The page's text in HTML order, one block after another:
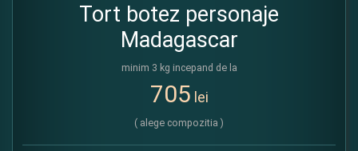
Tort botez personaje
Madagascar
minim 3 kg incepand de la
705 lei
( alege compozitia )